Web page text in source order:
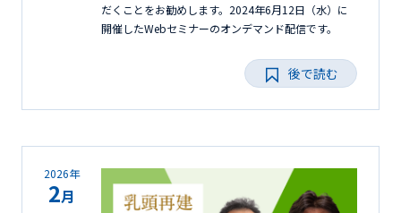
だくことをお勧めします。2024年6月12日（水）に
開催したWebセミナーのオンデマンド配信です。
後で読む
2026年
2月